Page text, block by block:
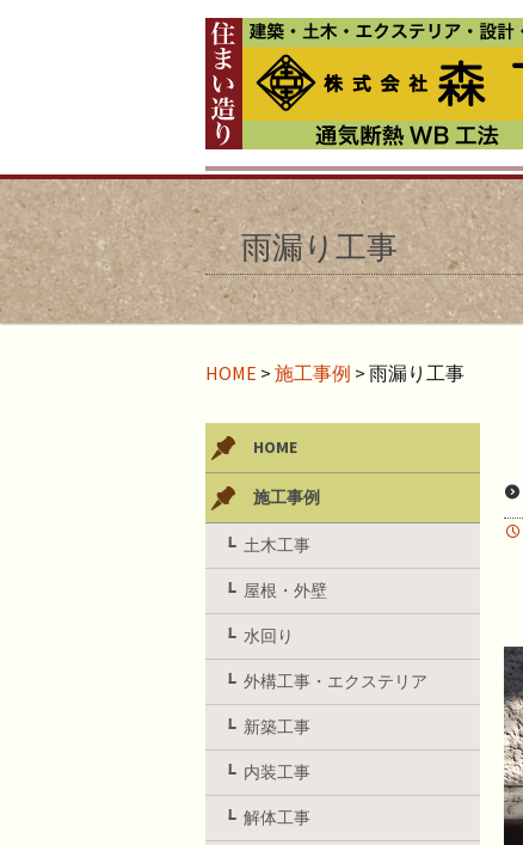
雨漏り工事
HOME > 施工事例 > 雨漏り工事
HOME
施工事例
土木工事
屋根・外壁
水回り
外構工事・エクステリア
新築工事
内装工事
解体工事